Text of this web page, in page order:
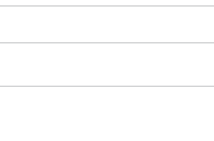
августа 2024 в 18:46:
Гамлетович, желаю вам
работы на благо РФ и